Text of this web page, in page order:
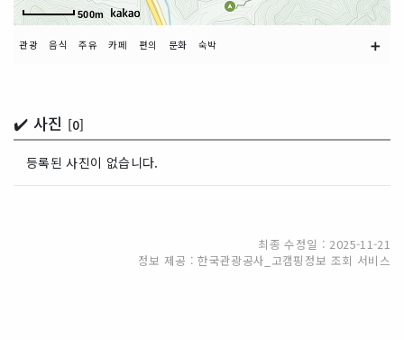
500m
관광 음식 주유 카페 편의 문화 숙박 ➕
✔️ 사진 [0]
등록된 사진이 없습니다.
최종 수정일 : 2025-11-21
정보 제공 : 한국관광공사_고캠핑정보 조회 서비스